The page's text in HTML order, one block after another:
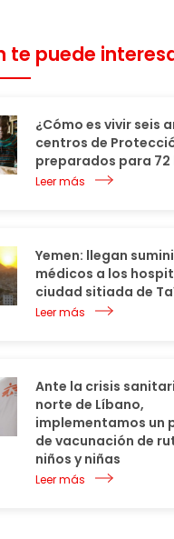
te puede
¿Cómo es vivir seis
centros de
preparados para 72
Leer más
Yemen: llegan
médicos a los
ciudad sitiada de
Leer más
Ante la crisis
norte de Líbano,
implementamos un
de vacunación de
niños y niñas
Leer más